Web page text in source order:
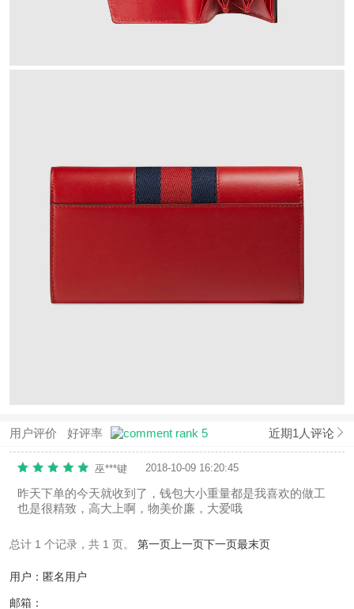
用户评价 好评率 近期1人评论
巫***键 2018-10-09 16:20:45
昨天下单的今天就收到了，钱包大小重量都是我喜欢的做工
也是很精致，高大上啊，物美价廉，大爱哦
总计 1 个记录，共 1 页。 第一页 上一页下一页最末页
用户：匿名用户
邮箱：